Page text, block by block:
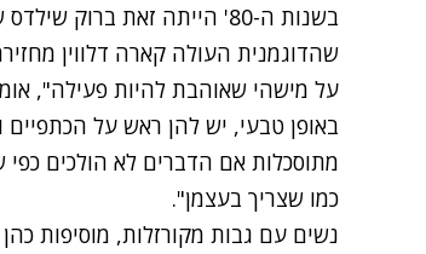
בשנות ה-80' הייתה זאת
שהדוגמנית העולה קארה דלווין
על מישהי שאוהבת להיות פעילה",
באופן טבעי, יש להן ראש על הכתפיים
מתוסכלות אם הדברים לא הולכים
כמו שצריך בעצמן".
נשים עם גבות מקורזלות, מוסיפות